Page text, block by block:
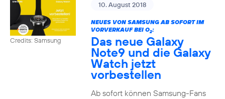
Credits: Samsung
10. August 2018
NEUES VON SAMSUNG AB SOFORT IM
VORVERKAUF BEI O2:
Das neue Galaxy
Note9 und die Galaxy
Watch jetzt
vorbestellen
Ab sofort können Samsung-Fans